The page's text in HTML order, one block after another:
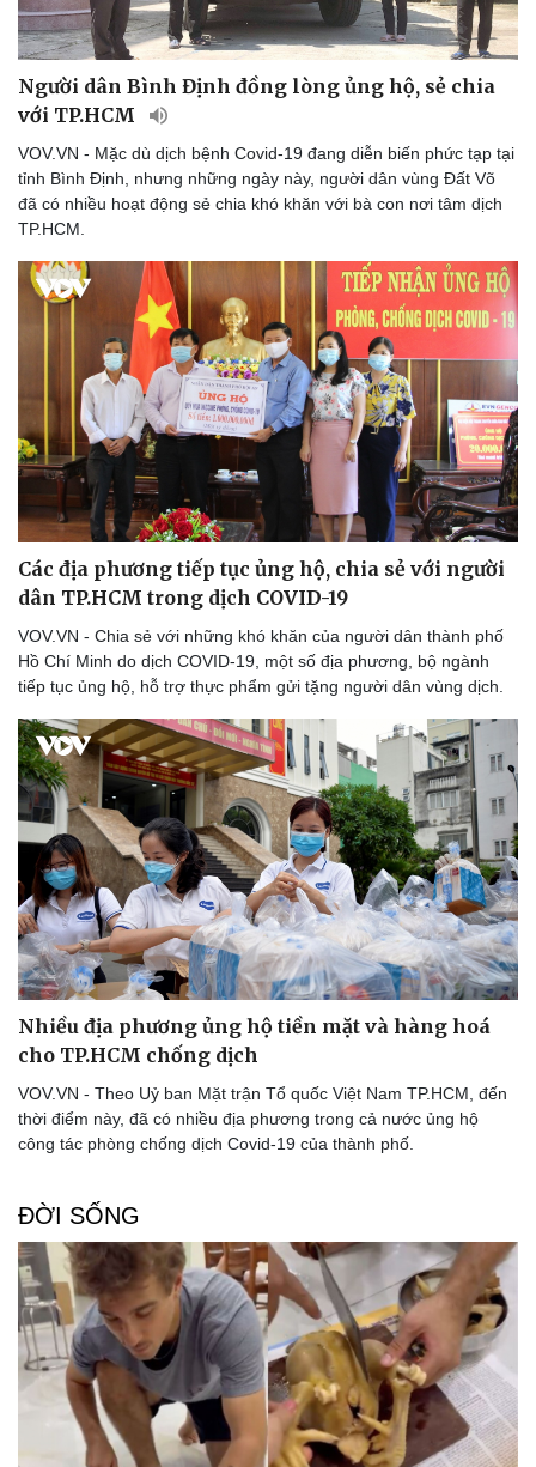
Doanh nghiệp
Thông tin doanh nghiệp
Doanh nghiệp 24h
Doanh nhân
Vì cộng đồng
Sành điệu
Tin Công nghệ
Trải nghiệm
Người dân Bình Định đồng lòng ủng hộ, sẻ chia
với TP.HCM
VOV.VN - Mặc dù dịch bệnh Covid-19 đang diễn biến phức tạp tại
tỉnh Bình Định, nhưng những ngày này, người dân vùng Đất Võ
đã có nhiều hoạt động sẻ chia khó khăn với bà con nơi tâm dịch
TP.HCM.
Các địa phương tiếp tục ủng hộ, chia sẻ với người
dân TP.HCM trong dịch COVID-19
VOV.VN - Chia sẻ với những khó khăn của người dân thành phố
Hồ Chí Minh do dịch COVID-19, một số địa phương, bộ ngành
tiếp tục ủng hộ, hỗ trợ thực phẩm gửi tặng người dân vùng dịch.
Nhiều địa phương ủng hộ tiền mặt và hàng hoá
cho TP.HCM chống dịch
VOV.VN - Theo Uỷ ban Mặt trận Tổ quốc Việt Nam TP.HCM, đến
thời điểm này, đã có nhiều địa phương trong cả nước ủng hộ
công tác phòng chống dịch Covid-19 của thành phố.
ĐỜI SỐNG